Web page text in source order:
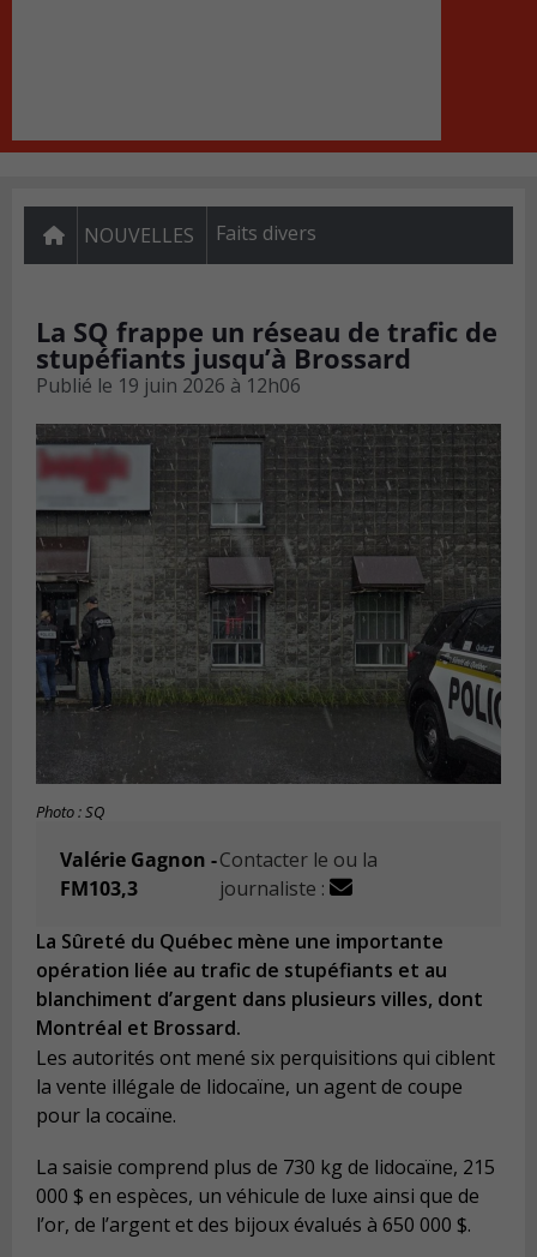
NOUVELLES Faits divers
La SQ frappe un réseau de trafic de
stupéfiants jusqu’à Brossard
Publié le 19 juin 2026 à 12h06
Photo : SQ
Valérie Gagnon -
FM103,3
Contacter le ou la
journaliste :
La Sûreté du Québec mène une importante
opération liée au trafic de stupéfiants et au
blanchiment d’argent dans plusieurs villes, dont
Montréal et Brossard.
Les autorités ont mené six perquisitions qui ciblent
la vente illégale de lidocaïne, un agent de coupe
pour la cocaïne.
La saisie comprend plus de 730 kg de lidocaïne, 215
000 $ en espèces, un véhicule de luxe ainsi que de
l’or, de l’argent et des bijoux évalués à 650 000 $.